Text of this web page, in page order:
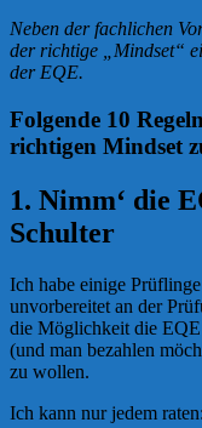
Neben der fachlichen
der richtige „Mindset“
der EQE.
Folgende 10 Regeln
richtigen Mindset
1. Nimm‘ die
Schulter
Ich habe einige
unvorbereitet an der
die Möglichkeit die
(und man bezahlen
zu wollen.
Ich kann nur jedem raten: